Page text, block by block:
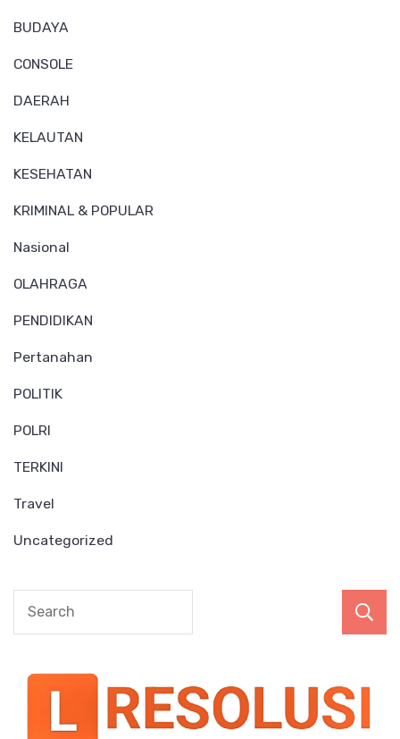
BUDAYA
CONSOLE
DAERAH
KELAUTAN
KESEHATAN
KRIMINAL & POPULAR
Nasional
OLAHRAGA
PENDIDIKAN
Pertanahan
POLITIK
POLRI
TERKINI
Travel
Uncategorized